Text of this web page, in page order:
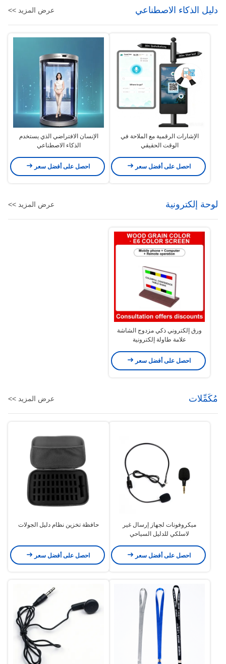
دليل الذكاء الاصطناعي عرض المزيد >>
الإشارات الرقمية مع الملاحة في
الوقت الحقيقي
احصل على أفضل سعر
الإنسان الافتراضي الذي يستخدم
الذكاء الاصطناعي
احصل على أفضل سعر
لوحة إلكترونية عرض المزيد >>
ورق إلكتروني ذكي مزدوج الشاشة
علامة طاولة إلكترونية
احصل على أفضل سعر
مُكَمِّلات عرض المزيد >>
ميكروفونات لجهاز إرسال غير
لاسلكي للدليل السياحي
احصل على أفضل سعر
حافظة تخزين نظام دليل الجولات
احصل على أفضل سعر